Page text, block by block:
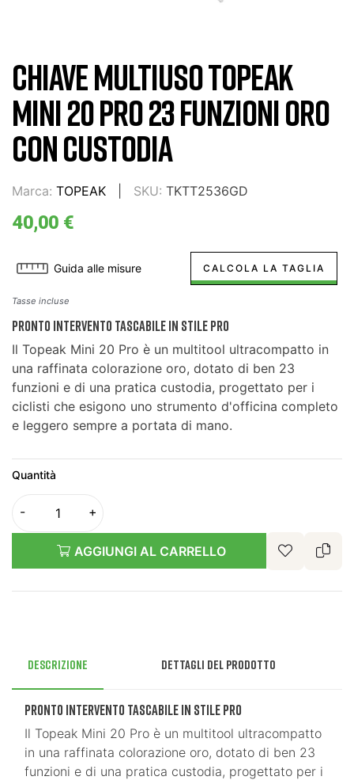
CHIAVE MULTIUSO TOPEAK
MINI 20 PRO 23 FUNZIONI ORO
CON CUSTODIA
Marca: TOPEAK SKU: TKTT2536GD
40,00 €
Guida alle misure CALCOLA LA TAGLIA
Tasse incluse
Pronto Intervento Tascabile in Stile Pro
Il Topeak Mini 20 Pro è un multitool ultracompatto in
una raffinata colorazione oro, dotato di ben 23
funzioni e di una pratica custodia, progettato per i
ciclisti che esigono uno strumento d'officina completo
e leggero sempre a portata di mano.
Quantità
AGGIUNGI AL CARRELLO
Descrizione Dettagli del prodotto
Pronto Intervento Tascabile in Stile Pro
Il Topeak Mini 20 Pro è un multitool ultracompatto
in una raffinata colorazione oro, dotato di ben 23
funzioni e di una pratica custodia, progettato per i